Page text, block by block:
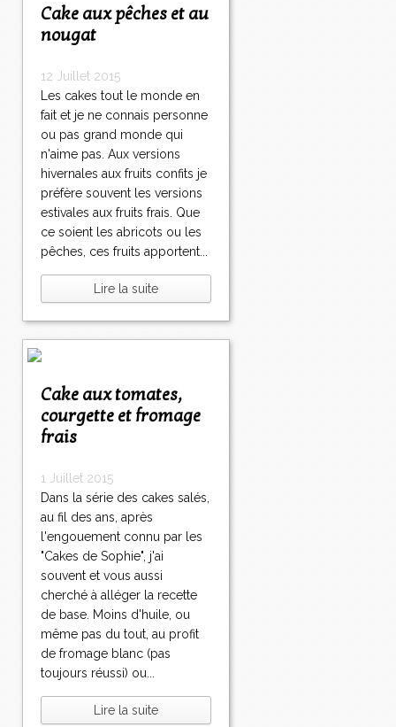
Cake aux pêches et au
nougat
12 Juillet 2015
Les cakes tout le monde en
fait et je ne connais personne
ou pas grand monde qui
n'aime pas. Aux versions
hivernales aux fruits confits je
préfère souvent les versions
estivales aux fruits frais. Que
ce soient les abricots ou les
pêches, ces fruits apportent...
Lire la suite
Cake aux tomates,
courgette et fromage
frais
1 Juillet 2015
Dans la série des cakes salés,
au fil des ans, après
l'engouement connu par les
"Cakes de Sophie", j'ai
souvent et vous aussi
cherché à alléger la recette
de base. Moins d'huile, ou
même pas du tout, au profit
de fromage blanc (pas
toujours réussi) ou...
Lire la suite